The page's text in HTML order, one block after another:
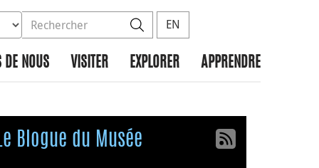
la base de données à rechercher
le site Rechercher
EN
DE NOUS VISITER EXPLORER APPRENDRE
Blogue du Musée